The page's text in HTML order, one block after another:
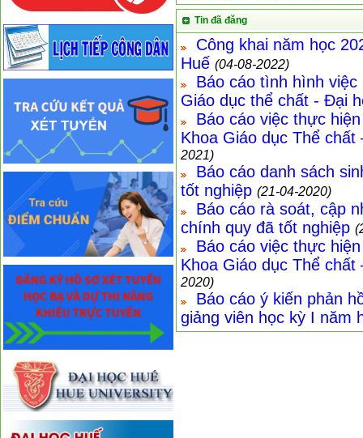
Tin đã đăng
Công khai năm học
Huế (04-08-2022)
Báo cáo tình hình
Giáo dục thể chất - Đại
Báo cáo việc thực
Khoa Giáo dục Thể
2021)
Báo cáo danh sách
tốt nghiệp (21-04-2020)
Báo cáo rà soát, cập
chính quy đã tốt nghiệp
Báo cáo việc thực
Khoa Giáo dục Thể
2020)
Báo cáo ý kiến phản
giảng viên học kỳ I năm